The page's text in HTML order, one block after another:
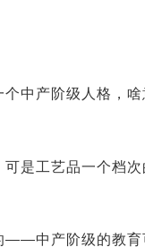
中产阶级人格，
是工艺品一个档
——中产阶级的教育